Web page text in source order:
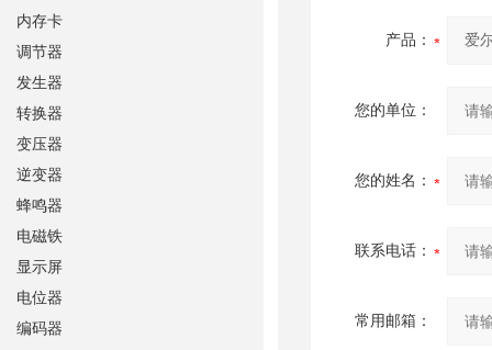
产品：
您的单位：
您的姓名：
联系电话：
常用邮箱：
内存卡
调节器
发生器
转换器
变压器
逆变器
蜂鸣器
电磁铁
显示屏
电位器
编码器